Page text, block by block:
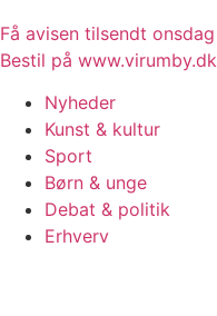
Få avisen tilsendt
Bestil på www.virumby.dk
Nyheder
Kunst & kultur
Sport
Børn & unge
Debat & politik
Erhverv